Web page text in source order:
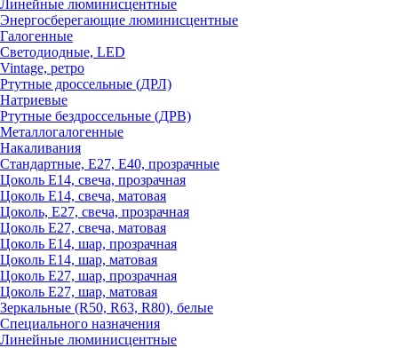
Линейные люминисцентные
Энергосберегающие люминисцентные
Галогенные
Светодиодные, LED
Vintage, ретро
Ртутные дроссельные (ДРЛ)
Натриевые
Ртутные бездроссельные (ДРВ)
Металлогалогенные
Накаливания
Стандартные, Е27, Е40, прозрачные
Цоколь Е14, свеча, прозрачная
Цоколь Е14, свеча, матовая
Цоколь, Е27, свеча, прозрачная
Цоколь Е27, свеча, матовая
Цоколь Е14, шар, прозрачная
Цоколь Е14, шар, матовая
Цоколь Е27, шар, прозрачная
Цоколь Е27, шар, матовая
Зеркальные (R50, R63, R80), белые
Специального назначения
Линейные люминисцентные